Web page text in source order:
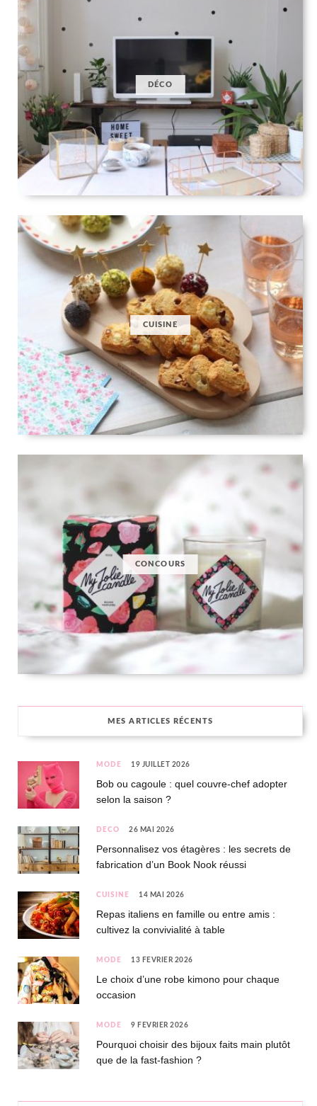
DÉCO
CUISINE
CONCOURS
MES ARTICLES RÉCENTS
MODE 19 JUILLET 2026
Bob ou cagoule : quel couvre-chef adopter
selon la saison ?
DÉCO 26 MAI 2026
Personnalisez vos étagères : les secrets de
fabrication d’un Book Nook réussi
CUISINE 14 MAI 2026
Repas italiens en famille ou entre amis :
cultivez la convivialité à table
MODE 13 FÉVRIER 2026
Le choix d’une robe kimono pour chaque
occasion
MODE 9 FÉVRIER 2026
Pourquoi choisir des bijoux faits main plutôt
que de la fast-fashion ?